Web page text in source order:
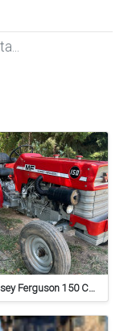
Massey Ferguson 150 Con 3 Puntos